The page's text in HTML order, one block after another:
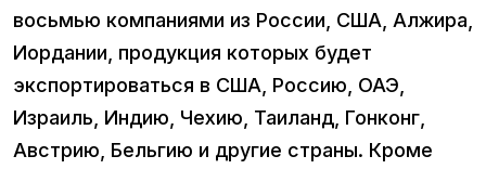
восьмью компаниями из России, США, Алжира,
Иордании, продукция которых будет
экспортироваться в США, Россию, ОАЭ,
Израиль, Индию, Чехию, Таиланд, Гонконг,
Австрию, Бельгию и другие страны. Кроме